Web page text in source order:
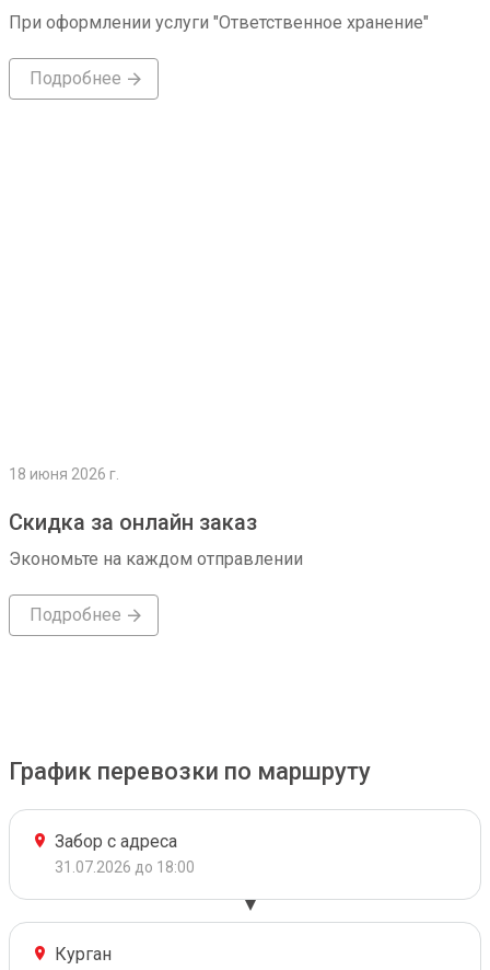
При оформлении услуги "Ответственное хранение"
Подробнее
18 июня 2026 г.
Скидка за онлайн заказ
Экономьте на каждом отправлении
Подробнее
График перевозки по маршруту
Забор с адреса
31.07.2026 до 18:00
Курган